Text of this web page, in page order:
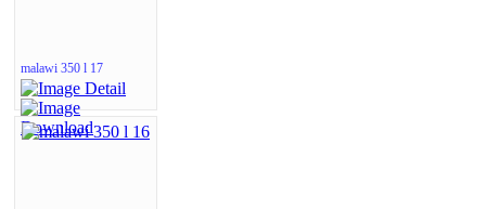
malawi 350 l 17